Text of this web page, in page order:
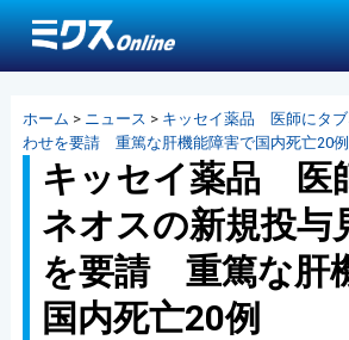
ホーム > ニュース > キッセイ薬品 医師にタ
わせを要請 重篤な肝機能障害で国内死亡20例
キッセイ薬品 医
ネオスの新規投与
を要請 重篤な肝
国内死亡20例